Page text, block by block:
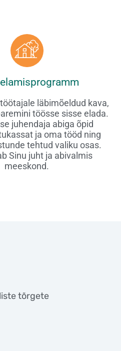
läbimõeldud kava,
töösse sisse elada.
juhendaja abiga õpid
ja oma tööd ning
tehtud valiku osas.
Sinu juht ja abivalmis
meeskond.
tõrgete